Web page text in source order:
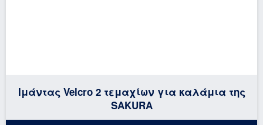
Ιμάντας Velcro 2 τεμαχίων για καλάμια της
SAKURA